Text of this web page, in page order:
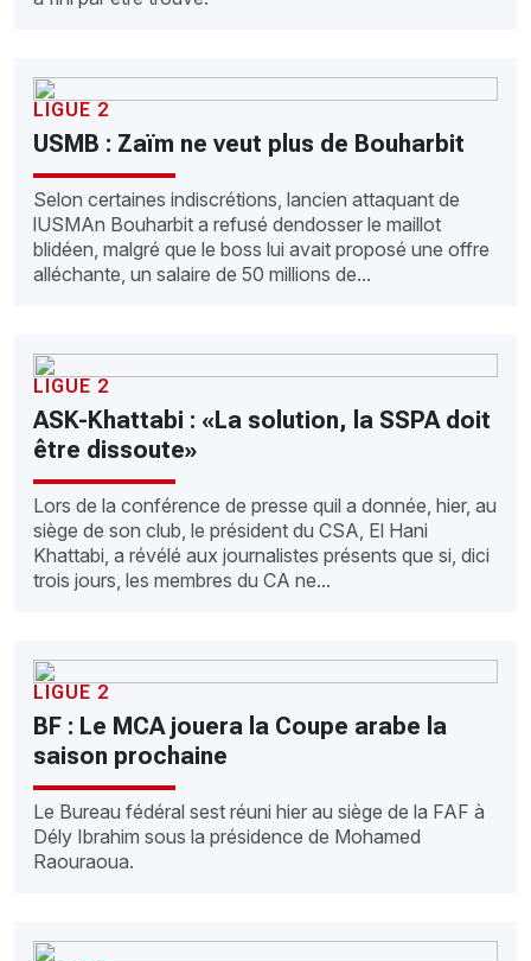
LIGUE 2
USMB : Zaïm ne veut plus de Bouharbit
Selon certaines indiscrétions, lancien attaquant de
lUSMAn Bouharbit a refusé dendosser le maillot
blidéen, malgré que le boss lui avait proposé une offre
alléchante, un salaire de 50 millions de...
LIGUE 2
ASK-Khattabi : «La solution, la SSPA doit
être dissoute»
Lors de la conférence de presse quil a donnée, hier, au
siège de son club, le président du CSA, El Hani
Khattabi, a révélé aux journalistes présents que si, dici
trois jours, les membres du CA ne...
LIGUE 2
BF : Le MCA jouera la Coupe arabe la
saison prochaine
Le Bureau fédéral sest réuni hier au siège de la FAF à
Dély Ibrahim sous la présidence de Mohamed
Raouraoua.